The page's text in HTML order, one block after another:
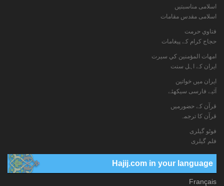
اسلامی مناسبتیں
اسلامی مقدس مقامات
فتاوي حرمت
حجاج کرام کے پیغامات
امهات المؤمنين كي سيرت
ایران کے اہل سنت
ایران میں خواتین
آئیے فارسی سیکھئے
قرآن کے حضورمیں
قرآن کا ترجمہ
فوٹو گيلری
فلم گیلری
Hajij.com in your language
Français